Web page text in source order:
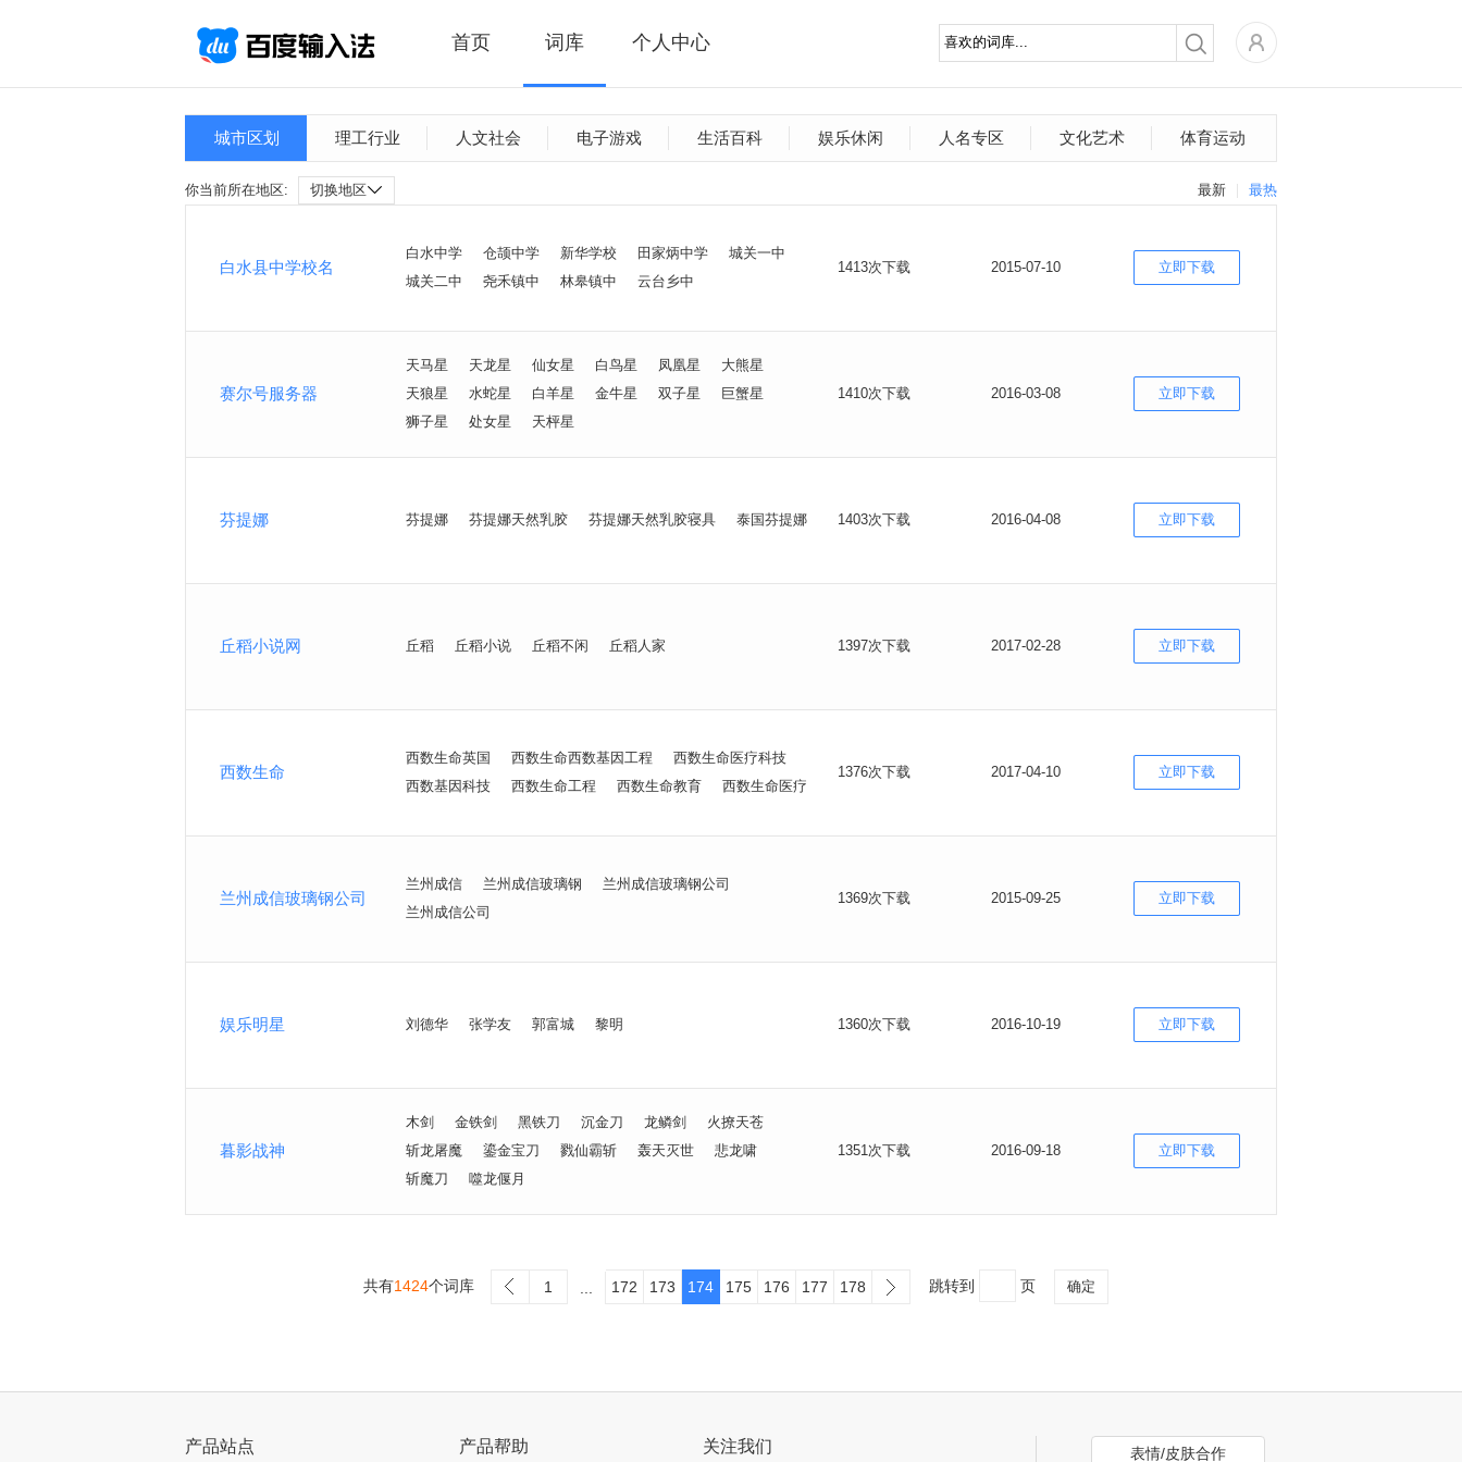
首页 词库 个人中心
城市区划 理工行业 人文社会 电子游戏 生活百科 娱乐休闲 人名专区 文化艺术 体育运动
最热
最新
你当前所在地区: 切换地区
白水县中学校名
白水中学 仓颉中学 新华学校 田家炳中学
城关一中
城关二中
尧禾镇中 林皋镇中 云台乡中
1413次下载 2015-07-10 立即下载
赛尔号服务器
天马星 天龙星 仙女星 白鸟星 凤凰星
大熊星
天狼星
水蛇星 白羊星 金牛星 双子星
巨蟹星
狮子星
处女星 天枰星
1410次下载 2016-03-08 立即下载
芬提娜 芬提娜 芬提娜天然乳胶 芬提娜天然乳胶寝具 泰国芬提娜 1403次下载 2016-04-08 立即下载
丘稻小说网 丘稻 丘稻小说 丘稻不闲 丘稻人家 1397次下载 2017-02-28 立即下载
西数生命
西数生命英国 西数生命西数基因工程
西数生命医疗科技
西数基因科技
西数生命工程 西数生命教育 西数生命医疗
1376次下载 2017-04-10 立即下载
兰州成信玻璃钢公司
兰州成信 兰州成信玻璃钢
兰州成信玻璃钢公司
兰州成信公司
1369次下载 2015-09-25 立即下载
娱乐明星 刘德华 张学友 郭富城 黎明 1360次下载 2016-10-19 立即下载
暮影战神
木剑 金铁剑 黑铁刀 沉金刀 龙鳞剑
火撩天苍
斩龙屠魔
鎏金宝刀 戮仙霸斩 轰天灭世
悲龙啸
斩魔刀
噬龙偃月
1351次下载 2016-09-18 立即下载
共有1424个词库 1 172 173 174 175 176 177 178 跳转到 页 确定
产品站点 产品帮助 关注我们 表情/皮肤合作